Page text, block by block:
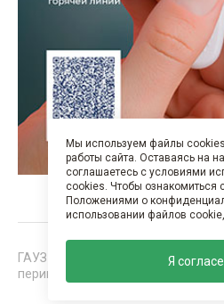
ГАУЗ "Нижнекамская детская
перинатальным центром". Все
Мы используем файлы
работы сайта. Оставаясь на
соглашаетесь с условиями
cookies. Чтобы ознакомиться
Положениями о
использовании файлов cookie,
Я